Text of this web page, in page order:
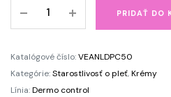
krém
aknóznu
pleť
Dermo
PRIDAŤ DO
Katalógové číslo:VEANLDPC50
Kategórie:Starostlivosť o pleť,Krémy
Línia:Dermo control